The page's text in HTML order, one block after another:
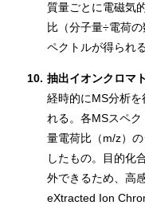
質量ごとに電磁気
比（分子量÷電荷
ペクトルが得られ
10. 抽出イオンクロマ
経時的にMS分析
れる。各MSスペ
量電荷比（m/z）
したもの。目的化
外できるため、高
eXtracted Ion